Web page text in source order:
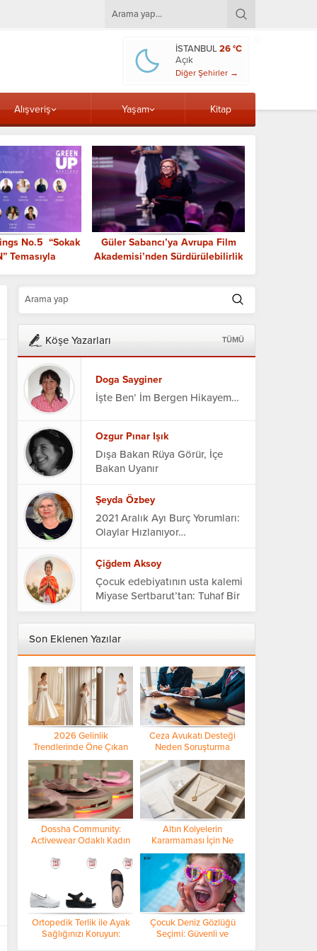
İSTANBUL26 °C
Açık
Diğer Şehirler →
Alışveriş Yaşam Kitap
No.5 “Sokak
Temasıyla
Güler Sabancı’ya Avrupa Film
Akademisi’nden Sürdürülebilirlik
Köşe Yazarları TÜMÜ
Doga Sayginer
İşte Ben’ İm Bergen Hikayem…
Ozgur Pınar Işık
Dışa Bakan Rüya Görür, İçe
Bakan Uyanır
Şeyda Özbey
2021 Aralık Ayı Burç Yorumları:
Olaylar Hızlanıyor…
Çiğdem Aksoy
Çocuk edebiyatının usta kalemi
Miyase Sertbarut’tan: Tuhaf Bir
Otel
Son Eklenen Yazılar
2026 Gelinlik
Trendlerinde Öne Çıkan
Detaylar
Ceza Avukatı Desteği
Neden Soruşturma
Sürecinin En Kritik
Aşamasında Öne Çıkıyor?
Dossha Community:
Activewear Odaklı Kadın
Bağ Kurma Modeli
Altın Kolyelerin
Kararmaması İçin Ne
Yapmalı? Saklama İpuçları
ve Profesyonel Bakım
Rehberi
Ortopedik Terlik ile Ayak
Sağlığınızı Koruyun:
Çocuk Deniz Gözlüğü
Seçimi: Güvenli ve